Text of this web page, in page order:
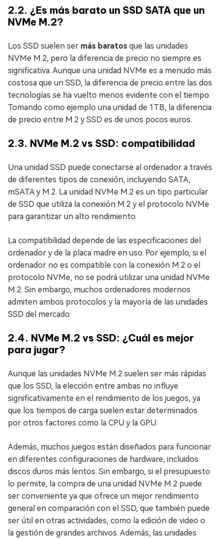
2.2. ¿Es más barato un SSD SATA que un
NVMe M.2?
Los SSD suelen ser más baratos que las unidades
NVMe M.2, pero la diferencia de precio no siempre es
significativa. Aunque una unidad NVMe es a menudo más
costosa que un SSD, la diferencia de precio entre las dos
tecnologías se ha vuelto menos evidente con el tiempo.
Tomando como ejemplo una unidad de 1TB, la diferencia
de precio entre M.2 y SSD es de unos pocos euros.
2.3. NVMe M.2 vs SSD: compatibilidad
Una unidad SSD puede conectarse al ordenador a través
de diferentes tipos de conexión, incluyendo SATA,
mSATA y M.2. La unidad NVMe M.2 es un tipo particular
de SSD que utiliza la conexión M.2 y el protocolo NVMe
para garantizar un alto rendimiento.
La compatibilidad depende de las especificaciones del
ordenador y de la placa madre en uso. Por ejemplo, si el
ordenador no es compatible con la conexión M.2 o el
protocolo NVMe, no se podrá utilizar una unidad NVMe
M.2. Sin embargo, muchos ordenadores modernos
admiten ambos protocolos y la mayoría de las unidades
SSD del mercado.
2.4. NVMe M.2 vs SSD: ¿Cuál es mejor
para jugar?
Aunque las unidades NVMe M.2 suelen ser más rápidas
que los SSD, la elección entre ambas no influye
significativamente en el rendimiento de los juegos, ya
que los tiempos de carga suelen estar determinados
por otros factores como la CPU y la GPU.
Además, muchos juegos están diseñados para funcionar
en diferentes configuraciones de hardware, incluidos
discos duros más lentos. Sin embargo, si el presupuesto
lo permite, la compra de una unidad NVMe M.2 puede
ser conveniente ya que ofrece un mejor rendimiento
general en comparación con el SSD, que también puede
ser útil en otras actividades, como la edición de video o
la gestión de grandes archivos. Además, las unidades